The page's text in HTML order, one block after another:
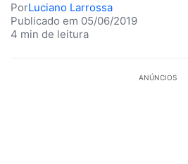
PorLuciano Larrossa
Publicado em 05/06/2019
4 min de leitura
ANÚNCIOS